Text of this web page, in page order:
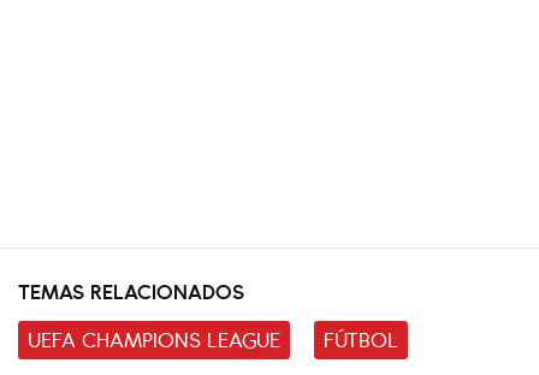
TEMAS RELACIONADOS
UEFA CHAMPIONS LEAGUE
FÚTBOL